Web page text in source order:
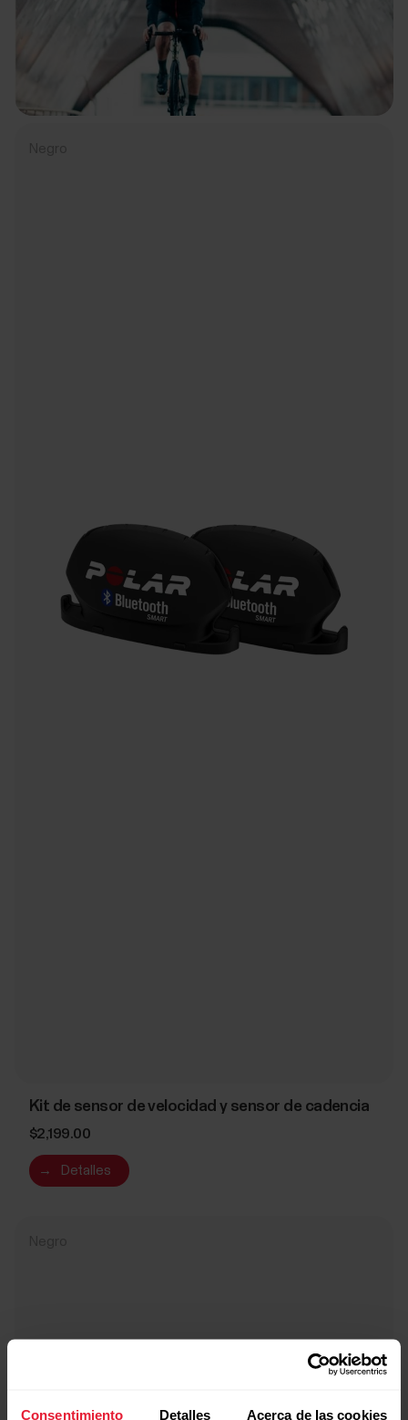
Consentimiento Detalles Acerca de las cookies
Kit de sensor de velocidad y sensor de cadencia
$2,199.00
→ Detalles